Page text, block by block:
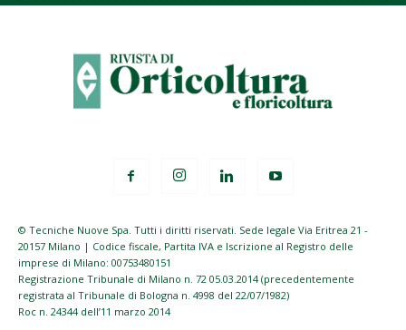
© Tecniche Nuove Spa. Tutti i diritti riservati. Sede legale Via Eritrea 21 -
20157 Milano | Codice fiscale, Partita IVA e Iscrizione al Registro delle
imprese di Milano: 00753480151
Registrazione Tribunale di Milano n. 72 05.03.2014 (precedentemente
registrata al Tribunale di Bologna n. 4998 del 22/07/1982)
Roc n. 24344 dell’11 marzo 2014